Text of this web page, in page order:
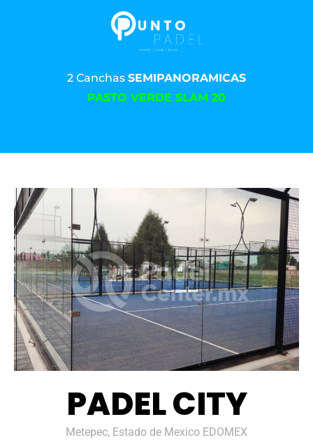
2 Canchas SEMIPANORAMICAS
PASTO VERDE SLAM 20
PADEL CITY
Metepec, Estado de Mexico EDOMEX